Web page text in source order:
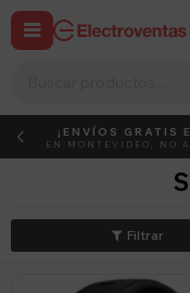

DEBUT
¡ENVÍOS GRATIS
EN MONTEVIDEO, NO